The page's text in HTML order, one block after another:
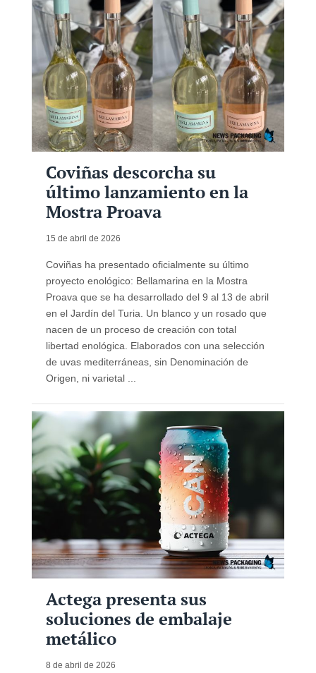
Coviñas descorcha su
último lanzamiento en la
Mostra Proava
15 de abril de 2026
Coviñas ha presentado oficialmente su último
proyecto enológico: Bellamarina en la Mostra
Proava que se ha desarrollado del 9 al 13 de abril
en el Jardín del Turia. Un blanco y un rosado que
nacen de un proceso de creación con total
libertad enológica. Elaborados con una selección
de uvas mediterráneas, sin Denominación de
Origen, ni varietal ...
Actega presenta sus
soluciones de embalaje
metálico
8 de abril de 2026